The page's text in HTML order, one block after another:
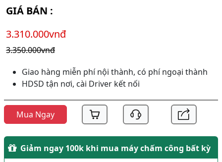
GIÁ BÁN :
3.310.000vnđ
3.350.000vnđ
Giao hàng miễn phí nội thành, có phí ngoại thành
HDSD tận nơi, cài Driver kết nối
Mua Ngay
Giảm ngay 100k khi mua máy chấm công bất kỳ